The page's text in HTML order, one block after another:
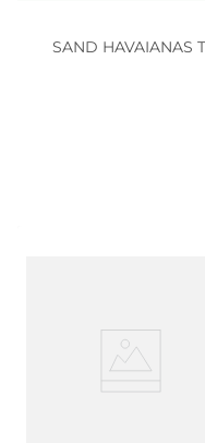
SAND HAVAIANAS